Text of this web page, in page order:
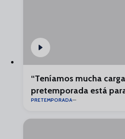
“Teníamos mucha
pretemporada está
PRETEMPORADA